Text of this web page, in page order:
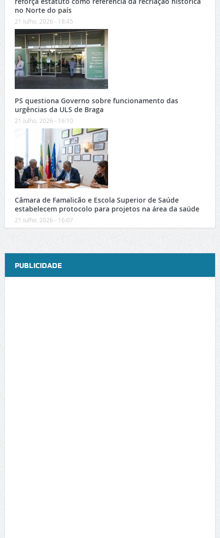
no Norte do país
21 Julho, 2026 - 18:45
PS questiona Governo sobre funcionamento das
urgências da ULS de Braga
21 Julho, 2026 - 16:10
Câmara de Famalicão e Escola Superior de Saúde
estabelecem protocolo para projetos na área da saúde
21 Julho, 2026 - 16:07
PUBLICIDADE